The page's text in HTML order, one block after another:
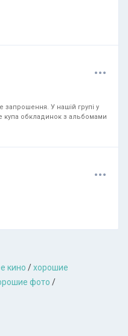
...
У нашій групі у
купа обкладинок з альбомами
...
кино /хорошие
фото /